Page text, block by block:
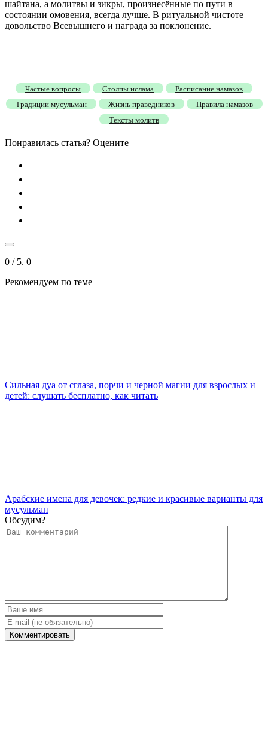
шайтана, а молитвы и зикры, произнесённые по пути в
состоянии омовения, всегда лучше. В ритуальной чистоте –
довольство Всевышнего и награда за поклонение.
Частые вопросы Столпы ислама
Расписание намазов
Традиции мусульман
Жизнь праведников
Правила намазов
Тексты молитв
Понравилась статья? Оцените
0 / 5. 0
Рекомендуем по теме
Сильная дуа от сглаза, порчи и черной магии для взрослых и
детей: слушать бесплатно, как читать
Арабские имена для девочек: редкие и красивые варианты для
мусульман
Обсудим?